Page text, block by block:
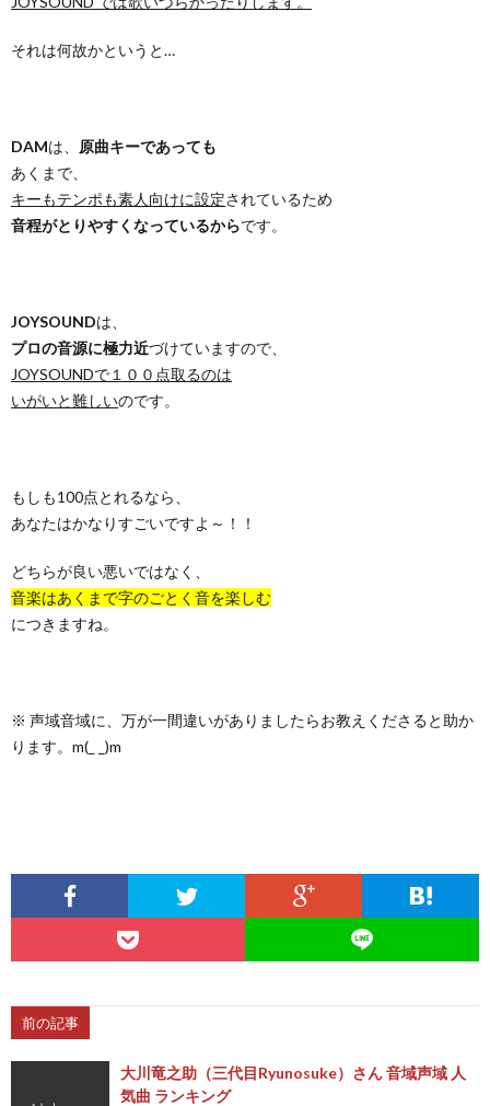
それは何故かというと…
DAMは、 原曲キーであっても
あくまで、
キーもテンポも素人向けに設定されているため
音程がとりやすくなっているからです。
JOYSOUNDは、
プロの音源に極力近づけていますので、
JOYSOUNDで１００点取るのは
いがいと難しいのです。
もしも100点とれるなら、
あなたはかなりすごいですよ～！！
どちらが良い悪いではなく、
音楽はあくまで字のごとく音を楽しむ
につきますね。
※ 声域音域に、万が一間違いがありましたらお教えくださると助か
ります。m(_ _)m
前の記事
大川竜之助（三代目Ryunosuke）さん 音域声域 人
気曲 ランキング